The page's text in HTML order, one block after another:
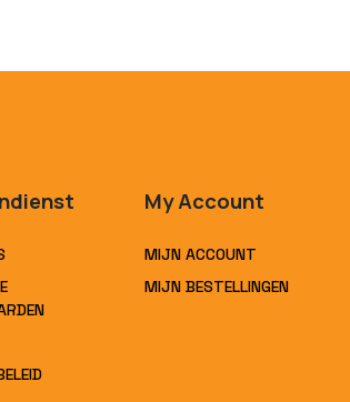
My Account
MIJN ACCOUNT
MIJN BESTELLINGEN